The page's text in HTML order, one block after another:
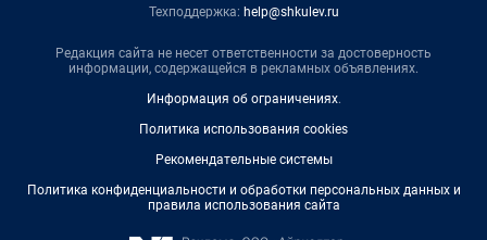
Техподдержка: help@shkulev.ru
Редакция сайта не несет ответственности за достоверность
информации, содержащейся в рекламных объявлениях.
Информация об ограничениях.
Политика использования cookies
Рекомендательные системы
Политика конфиденциальности и обработки персональных данных и
правила использования сайта